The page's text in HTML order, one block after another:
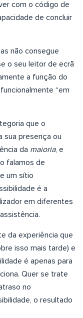
com o código de
de concluir
não consegue
o seu leitor de ecrã
a função do
“em
que o
sua presença ou
da maioria, e
falamos de
um sítio
é a
em diferentes
da experiência que
isso mais tarde) e
é apenas para
Quer se trate
no
o resultado